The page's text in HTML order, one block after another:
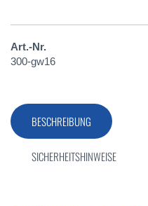
Art.-Nr.
300-gw16
BESCHREIBUNG
SICHERHEITSHINWEISE